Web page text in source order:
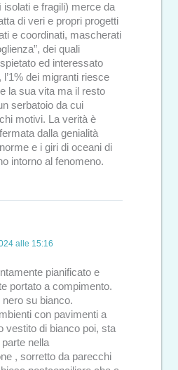
isolati e fragili) merce da
di veri e propri progetti
e coordinati, mascherati
dei quali
ed interessato
dei migranti riesce
la sua vita ma il resto
serbatoio da cui
motivi. La verità è
dalla genialità
e i giri di oceani di
intorno al fenomeno.
alle 15:16
pianificato e
portato a compimento.
su bianco.
con pavimenti a
vestito di bianco poi, sta
nella
, sorretto da parecchi